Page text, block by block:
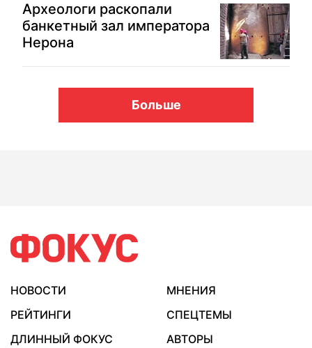
Археологи раскопали
банкетный зал императора
Нерона
Больше
НОВОСТИ
МНЕНИЯ
РЕЙТИНГИ
СПЕЦТЕМЫ
ДЛИННЫЙ ФОКУС
АВТОРЫ